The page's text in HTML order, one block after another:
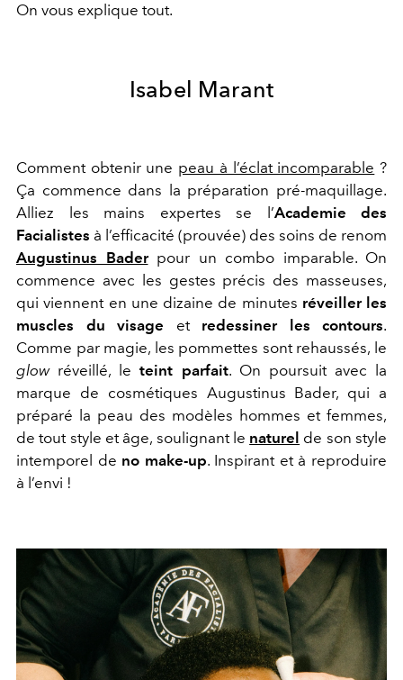
On vous explique tout.
Isabel Marant
Comment obtenir une peau à l’éclat incomparable ?
Ça commence dans la préparation pré-maquillage.
Alliez les mains expertes se l’Academie des
Facialistes à l’efficacité (prouvée) des soins de renom
Augustinus Baderpour un combo imparable. On
commence avec les gestes précis des masseuses,
qui viennent en une dizaine de minutes réveiller les
muscles du visage et redessiner les contours.
Comme par magie, les pommettes sont rehaussés, le
glowréveillé, leteint parfait. On poursuit avec la
marque de cosmétiques Augustinus Bader, qui a
préparé la peau des modèles hommes et femmes,
de tout style et âge, soulignant le naturel de son style
intemporel de no make-up. Inspirant et à reproduire
à l’envi !